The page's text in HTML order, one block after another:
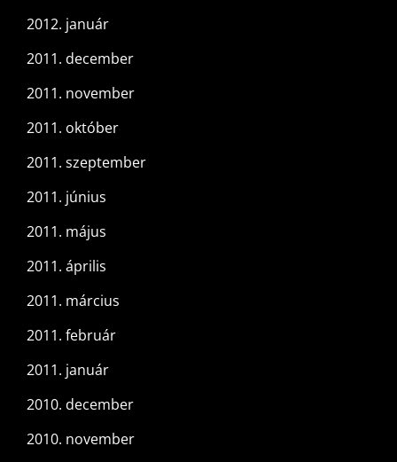
2012. január
2011. december
2011. november
2011. október
2011. szeptember
2011. június
2011. május
2011. április
2011. március
2011. február
2011. január
2010. december
2010. november